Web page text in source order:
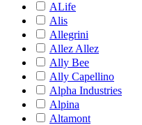
ALife
Alis
Allegrini
Allez Allez
Ally Bee
Ally Capellino
Alpha Industries
Alpina
Altamont